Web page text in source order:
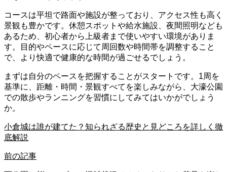
コースは平坦で路面や施設が整っており、アクセス性も高く
景観も豊かです。休憩スポットや給水施設、夜間照明なども
あるため、初心者から上級者まで使いやすい環境がありま
す。目的やペースに応じて周回数や時間帯を調整すること
で、より快適で健康的な時間が過ごせるでしょう。
まずは自分のペースを把握することがスタートです。1周を
基準に、距離・時間・景観すべてを楽しみながら、大濠公園
での散歩やランニングを習慣にしてみてはいかがでしょう
か。
小倉城は誰が建てた？知られざる歴史と見どころを詳しく徹
底解説
前の記事